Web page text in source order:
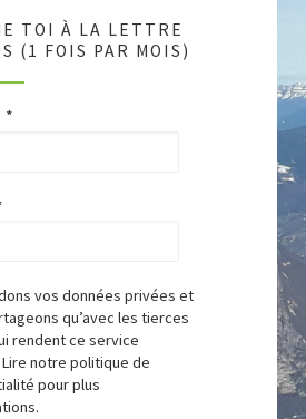
TOI À LA LETTRE
(1 FOIS PAR MOIS)
*
vos données privées et
qu’avec les tierces
rendent ce service
notre politique de
pour plus